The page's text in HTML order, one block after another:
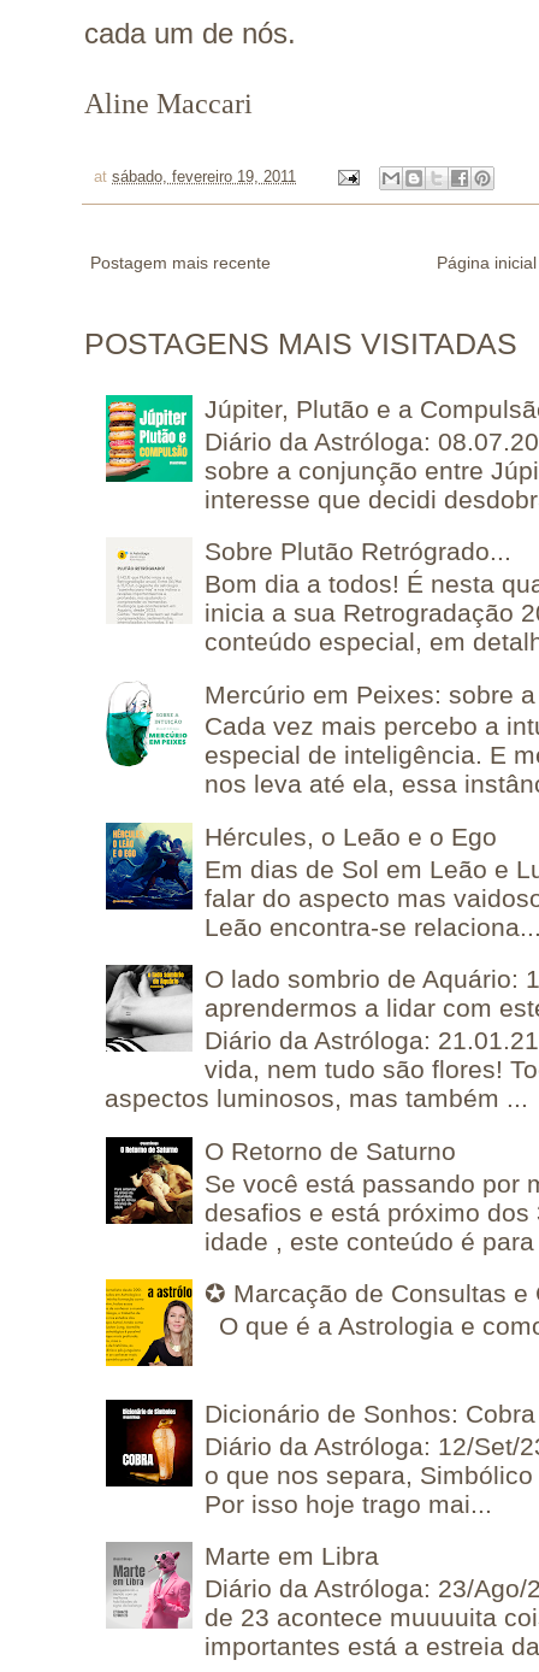
cada um de nós.
Aline Maccari
at sábado, fevereiro 19, 2011
Postagem mais recente Página inicial
POSTAGENS MAIS VISITADAS
Júpiter, Plutão e a
Diário da Astróloga:
sobre a conjunção entre
interesse que decidi
Sobre Plutão Retrógrado...
Bom dia a todos! É nesta
inicia a sua Retrogradação
conteúdo especial, em
Mercúrio em Peixes: sobre
Cada vez mais percebo a
especial de inteligência. E
nos leva até ela, essa
Hércules, o Leão e o Ego
Em dias de Sol em Leão e
falar do aspecto mas
Leão encontra-se
O lado sombrio de Aquário:
aprendermos a lidar com
Diário da Astróloga:
vida, nem tudo são flores!
aspectos luminosos, mas também ...
O Retorno de Saturno
Se você está passando por
desafios e está próximo
idade , este conteúdo é
✪ Marcação de Consultas e
O que é a Astrologia e
Dicionário de Sonhos: Cobra
Diário da Astróloga: 12/Set/
o que nos separa,
Por isso hoje trago mai...
Marte em Libra
Diário da Astróloga: 23/
de 23 acontece muuuuita
importantes está a estreia